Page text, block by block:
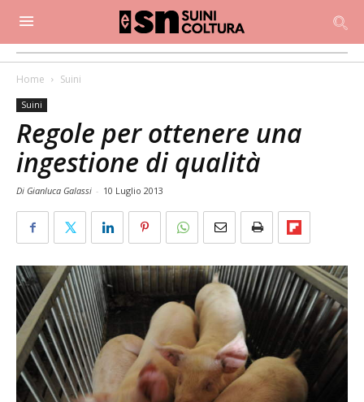
Home Suini
Suini
Regole per ottenere una
ingestione di qualità
Di Gianluca Galassi - 10 Luglio 2013